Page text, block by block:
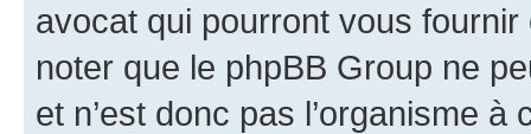
avocat qui pourront vous
noter que le phpBB Group ne
et n’est donc pas l’organisme